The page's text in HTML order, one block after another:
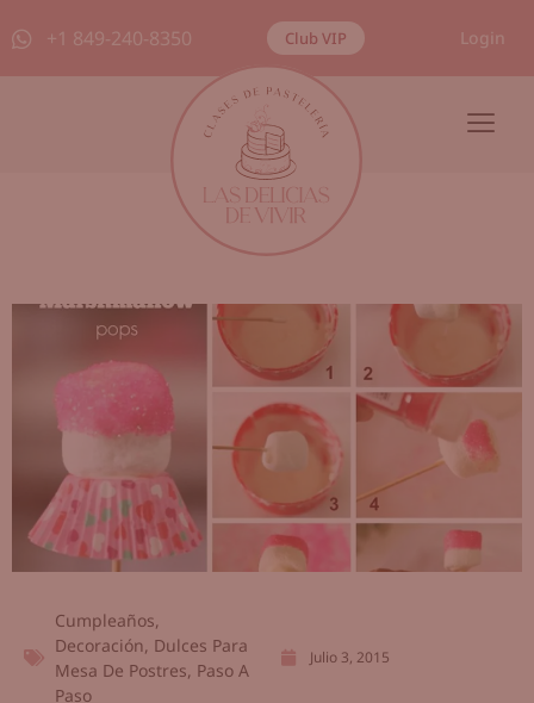
+1 849-240-8350 Club VIP Login
Cumpleaños,
Decoración, Dulces Para
Mesa De Postres, Paso A
Paso
Julio 3, 2015